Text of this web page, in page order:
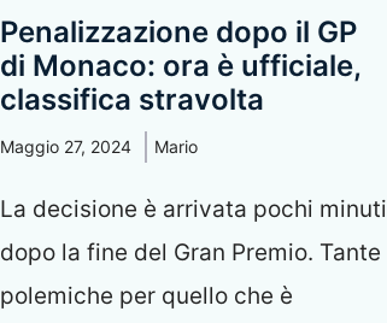
Penalizzazione dopo il GP
di Monaco: ora è ufficiale,
classifica stravolta
Maggio 27, 2024 Mario
La decisione è arrivata pochi minuti
dopo la fine del Gran Premio. Tante
polemiche per quello che è